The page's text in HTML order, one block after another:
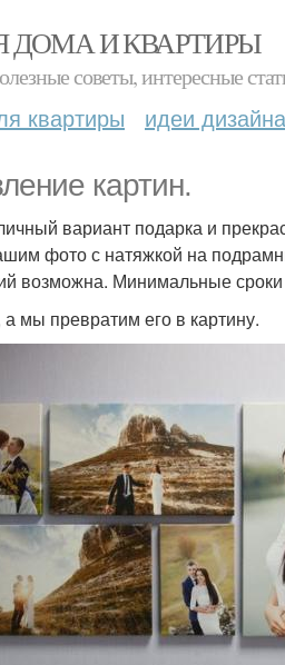
ДОМА И КВАРТИРЫ
советы, интересные
квартиры идеи дизайна
картин.
вариант подарка и
фото с натяжкой на
возможна. Минимальные сроки
мы превратим его в картину.